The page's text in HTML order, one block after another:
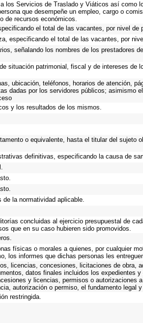
los Servicios de Traslado y Viáticos así como
que desempeñe un empleo, cargo o
de recursos económicos.
el total de las vacantes, por nivel de
especificando el total de las vacantes, por
señalando los nombres de los prestadores
situación patrimonial, fiscal y de intereses
ubicación, teléfonos, horarios de atención,
dadas por los servidores públicos; asimismo
y los resultados de los mismos.
o equivalente, hasta el titular del
definitivas, especificando la causa de
la normatividad aplicable.
concluidas al ejercicio presupuestal de
que en su caso hubieren sido promovidos.
físicas o morales a quienes, por cualquier
los informes que dichas personas les
licencias, concesiones, licitaciones de obra,
datos finales incluidos los expedientes
y licencias, permisos o autorizaciones
autorización o permiso, el fundamento legal
restringida.